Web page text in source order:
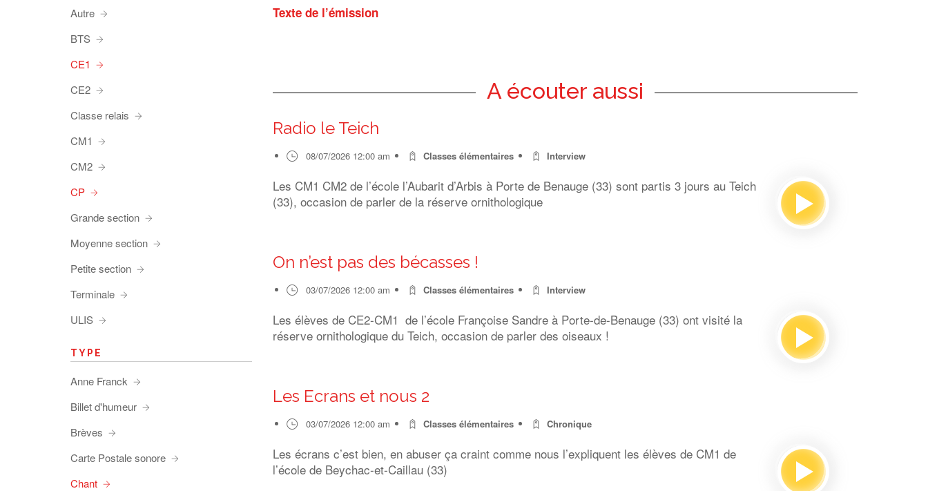
Texte de l’émission
A écouter aussi
Radio le Teich
08/07/2026 12:00 am Classes élémentaires Interview
Les CM1 CM2 de l’école l’Aubarit d’Arbis à Porte de Benauge (33) sont partis 3 jours au Teich
(33), occasion de parler de la réserve ornithologique
On n’est pas des bécasses !
03/07/2026 12:00 am Classes élémentaires Interview
Les élèves de CE2-CM1 de l’école Françoise Sandre à Porte-de-Benauge (33) ont visité la
réserve ornithologique du Teich, occasion de parler des oiseaux !
Les Ecrans et nous 2
03/07/2026 12:00 am Classes élémentaires Chronique
Les écrans c’est bien, en abuser ça craint comme nous l’expliquent les élèves de CM1 de
l’école de Beychac-et-Caillau (33)
Autre
BTS
CE1
CE2
Classe relais
CM1
CM2
CP
Grande section
Moyenne section
Petite section
Terminale
ULIS
TYPE
Anne Franck
Billet d'humeur
Brèves
Carte Postale sonore
Chant